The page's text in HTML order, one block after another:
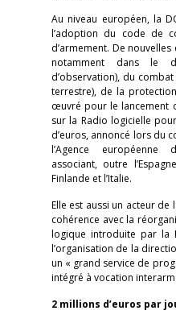
Au niveau européen, la
l’adoption du code de
d’armement. De
notamment dans le
d’observation), du
terrestre), de la
œuvré pour le lancement
sur la Radio logicielle
d’euros, annoncé lors du
l’Agence européenne
associant, outre
Finlande et l’Italie.
Elle est aussi un acteur de
cohérence avec la
logique introduite par la
l’organisation de la
un « grand service de
intégré à vocation
2 millions d’euros par